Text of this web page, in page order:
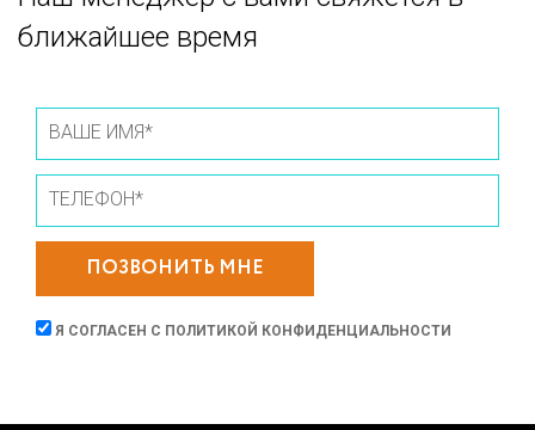
ближайшее время
ПОЗВОНИТЬ МНЕ
Я СОГЛАСЕН С ПОЛИТИКОЙ КОНФИДЕНЦИАЛЬНОСТИ